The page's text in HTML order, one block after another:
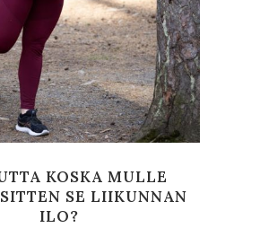
KOSKA MULLE
SE LIIKUNNAN
ILO?